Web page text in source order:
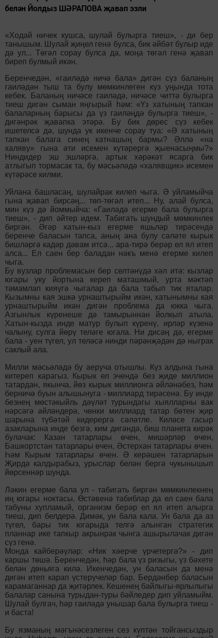
белән Йолдыз ШӘРАПОВА җавап эзли
«Ходай ничек кушса, шулай булырга тиеш», - ди бер
танышым. Шулай җиңел генә булса, бик әйбәт булыр иде
дә ул... Төгәл сорау булса да, моңа төгәл генә җавап
биреп булмый икән.
Беренчедән, «гаиләдә ничә бала» дигән сүз баланың
гаиләдән тыш та булу мөмкинлеген күз уңында тота
кебек. Баланың ничәсе гаиләдә, ничәсе читтә булырга
тиеш дигән сыман яңгырый һәм: «Үз хатының тапкан
балаларның барысы да үз гаиләңдә булырга тиеш», -
дигәнрәк җавапка этәрә. Бу бик дөрес сүз кебек
ишетелсә дә, шунда ук икенче сорау туа: «Ә хатының
тапкан балага ­синең катнашың бармы? Әллә «на
халяву» гына әти исемен күтәрергә җыенасыңмы?»
Ниндидер эш эшләргә, артык хәрәкәт ясарга бик
атлыгып тормасак та, бу мәсьәләдә «халявщик» исемен
күтәрәсе килми.
Уйлана башласаң, шулайрак килеп чыга. Ә уйламыйча
гына җавап бирсәң... төп-төгәл итеп... Ну, алай булса,
мин күз дә йоммыйча: «Гаиләдә егерме бала булырга
тиеш», - дип әйтер идем. Табигать шундый мөмкинлек
биргән. Әгәр хатын-кыз егерме яшьләр тирәсендә
беренче баласын тапса, аның ана булу сәләте кырык
бишләргә кадәр дәвам итсә... ара-тирә берәр ел ял итеп
алса... Ел саен бер баладан нәкъ менә егерме килеп
чыга.
Бу вузлар проблемасын бер селтәнүдә хәл итә: кызлар
югары уку йортына кереп маташмый, урта мәктәп
тәмамлап кияүгә чыгалар да бала табып тик яталар.
Кызымны кая эшкә урнаштырыйм икән, хатынымны кая
урнаштырыйм икән дигән проб­лема да юкка чыга.
Азгынлык күренеше дә тамырыннан йолкып атыла.
Хатын-кызда инде матур булып күренү, ирләр күзенә
чалыну, сулга йөрү теләге югала. Ни дисәң дә, егерме
бала - уен түгел, ул теләсә нинди пәрәнҗәдән дә ныграк
сак­лый ала.
Милли мәсьәләдә бу аеруча отышлы. Күз алдына гына
китереп карагыз. Кырык ел эчендә без җиде миллион
татардан, якынча, йөз кырык миллионга әйләнәбез, һәм
берничә буын алышынуга - миллиард тирәсенә. Бу инде
безнең мөстәкыйль дәүләт турындагы хыялларны вак
нәрсәгә әйләндерә, чөнки миллиард татар бөтен җир
шарына түбәтәй кидерергә сәләтле. Киләсе гасыр
азакларына инде безгә, ким дигәндә, биш планета кирәк
булачак: Казан татарлары өчен, мишәрләр өчен,
Башкортстан татарлары өчен, Әстерхан татарлары өчен.
Һәм Кырым татарлары өчен. Ә керәшен татарларын
Җирдә калдырабыз, урыслар белән бергә чукынышып
йөрсеннәр шунда.
Ләкин егерме бала ул - табигать биргән мөмкинлекнең
иң югары ноктасы. Өстәвенә табиблар да ел саен бала
табуны хупламый, организм берәр ел ял итеп алырга
тиеш, дип белдерә. Димәк, ун бала кала. Ун бала да аз
түгел, бары тик югарыда телгә алынган стратегик
планнар ике тапкыр акрынрак чынга ашырылачак дигән
сүз генә.
Монда кайберәүләр: «Ник хәерче үрчетергә?» - дип
каршы төшә. Беренчедән, һәр бала үз ризыгы, үз бәхете
белән дөньяга килә. Икенчедән, ун баласын да менә
дигән итеп карап үстерүчеләр бар. Бердәнбер баласын
карамаганнар да җитәрлек. Кешенең байлыгы-ярлылыгы
балалар санына турыдан-туры бәйледер дип уйламыйм.
Шулай булгач, һәр гаиләдә унышар бала булырга тиеш -
и баста!
Бу язманың мәгънәсезлеген сез күптән тойгансыздыр